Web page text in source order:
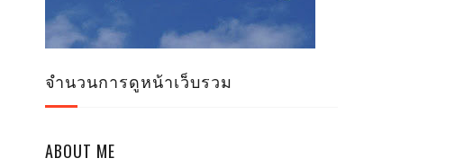
จำนวนการดูหน้าเว็บรวม
ABOUT ME